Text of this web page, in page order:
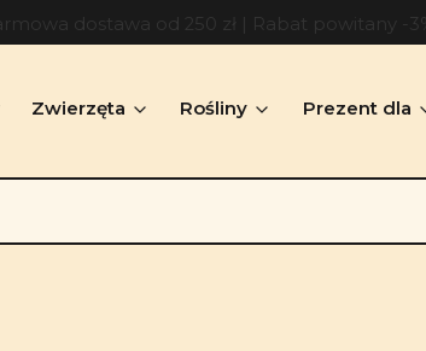
dostawa od 250 zł | Rabat powitany
Zwierzęta Rośliny Prezent dla